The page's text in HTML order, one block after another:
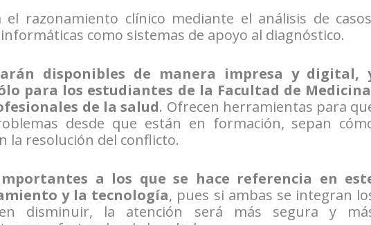
razonamiento clínico mediante el análisis de
como sistemas de apoyo al diagnóstico.
disponibles de manera impresa y digital,
para los estudiantes de la Facultad de
de la salud. Ofrecen herramientas para
desde que están en formación, sepan
la resolución del conflicto.
a los que se hace referencia en
y la tecnología, pues si ambas se integran
disminuir, la atención será más segura y